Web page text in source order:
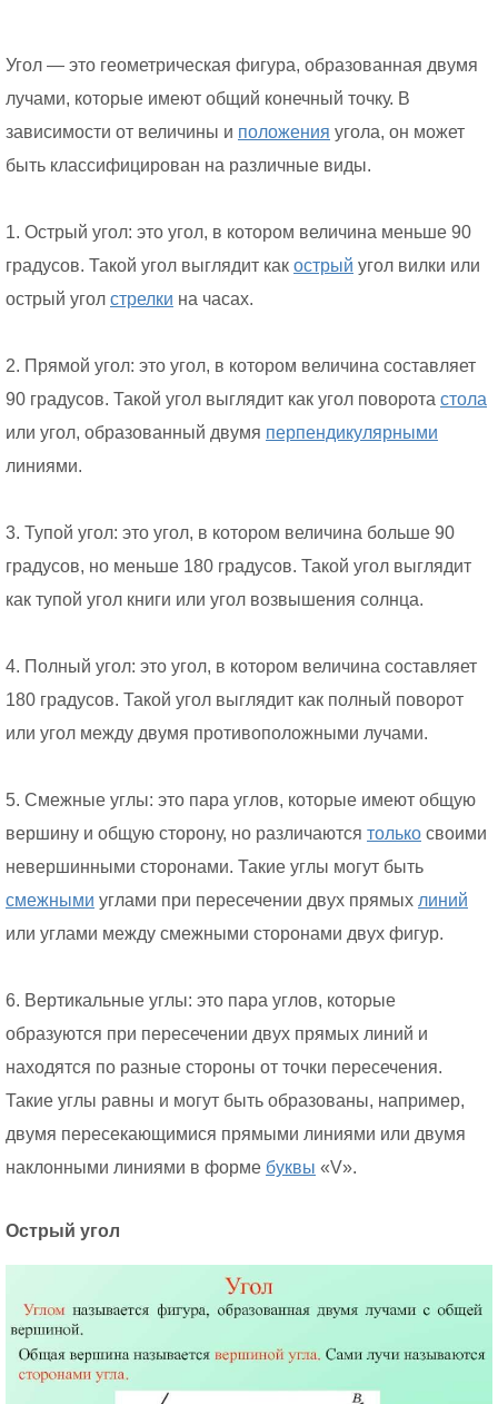
Угол — это геометрическая фигура, образованная двумя
лучами, которые имеют общий конечный точку. В
зависимости от величины и положения угола, он может
быть классифицирован на различные виды.
1. Острый угол: это угол, в котором величина меньше 90
градусов. Такой угол выглядит как острый угол вилки или
острый угол стрелки на часах.
2. Прямой угол: это угол, в котором величина составляет
90 градусов. Такой угол выглядит как угол поворота стола
или угол, образованный двумя перпендикулярными
линиями.
3. Тупой угол: это угол, в котором величина больше 90
градусов, но меньше 180 градусов. Такой угол выглядит
как тупой угол книги или угол возвышения солнца.
4. Полный угол: это угол, в котором величина составляет
180 градусов. Такой угол выглядит как полный поворот
или угол между двумя противоположными лучами.
5. Смежные углы: это пара углов, которые имеют общую
вершину и общую сторону, но различаются только своими
невершинными сторонами. Такие углы могут быть
смежными углами при пересечении двух прямых линий
или углами между смежными сторонами двух фигур.
6. Вертикальные углы: это пара углов, которые
образуются при пересечении двух прямых линий и
находятся по разные стороны от точки пересечения.
Такие углы равны и могут быть образованы, например,
двумя пересекающимися прямыми линиями или двумя
наклонными линиями в форме буквы «V».
Острый угол